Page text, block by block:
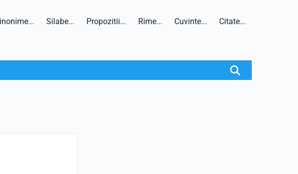
Silabe... Propozitii... Rime... Cuvinte... Citate...